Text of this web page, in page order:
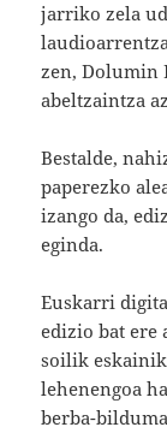
jarriko zela
zen, Dolumin
abeltzaintza
Bestalde,
paperezko
izango da,
eginda.
Euskarri
edizio bat ere
soilik
lehenengoa
berba-